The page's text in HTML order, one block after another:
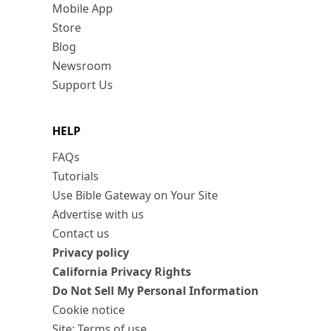
Mobile App
Store
Blog
Newsroom
Support Us
HELP
FAQs
Tutorials
Use Bible Gateway on Your Site
Advertise with us
Contact us
Privacy policy
California Privacy Rights
Do Not Sell My Personal Information
Cookie notice